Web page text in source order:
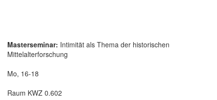
Masterseminar: Intimität als Thema der historischen
Mittelalterforschung
Mo, 16-18
Raum KWZ 0.602